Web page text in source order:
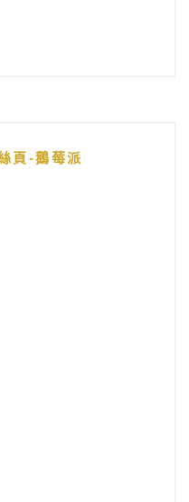
頁-鵝莓派